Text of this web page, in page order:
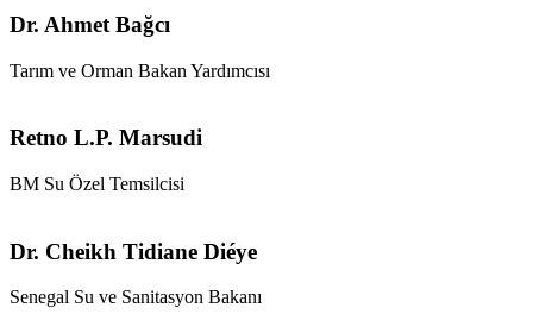
Dr. Ahmet Bağcı
Tarım ve Orman Bakan Yardımcısı
Retno L.P. Marsudi
BM Su Özel Temsilcisi
Dr. Cheikh Tidiane Diéye
Senegal Su ve Sanitasyon Bakanı